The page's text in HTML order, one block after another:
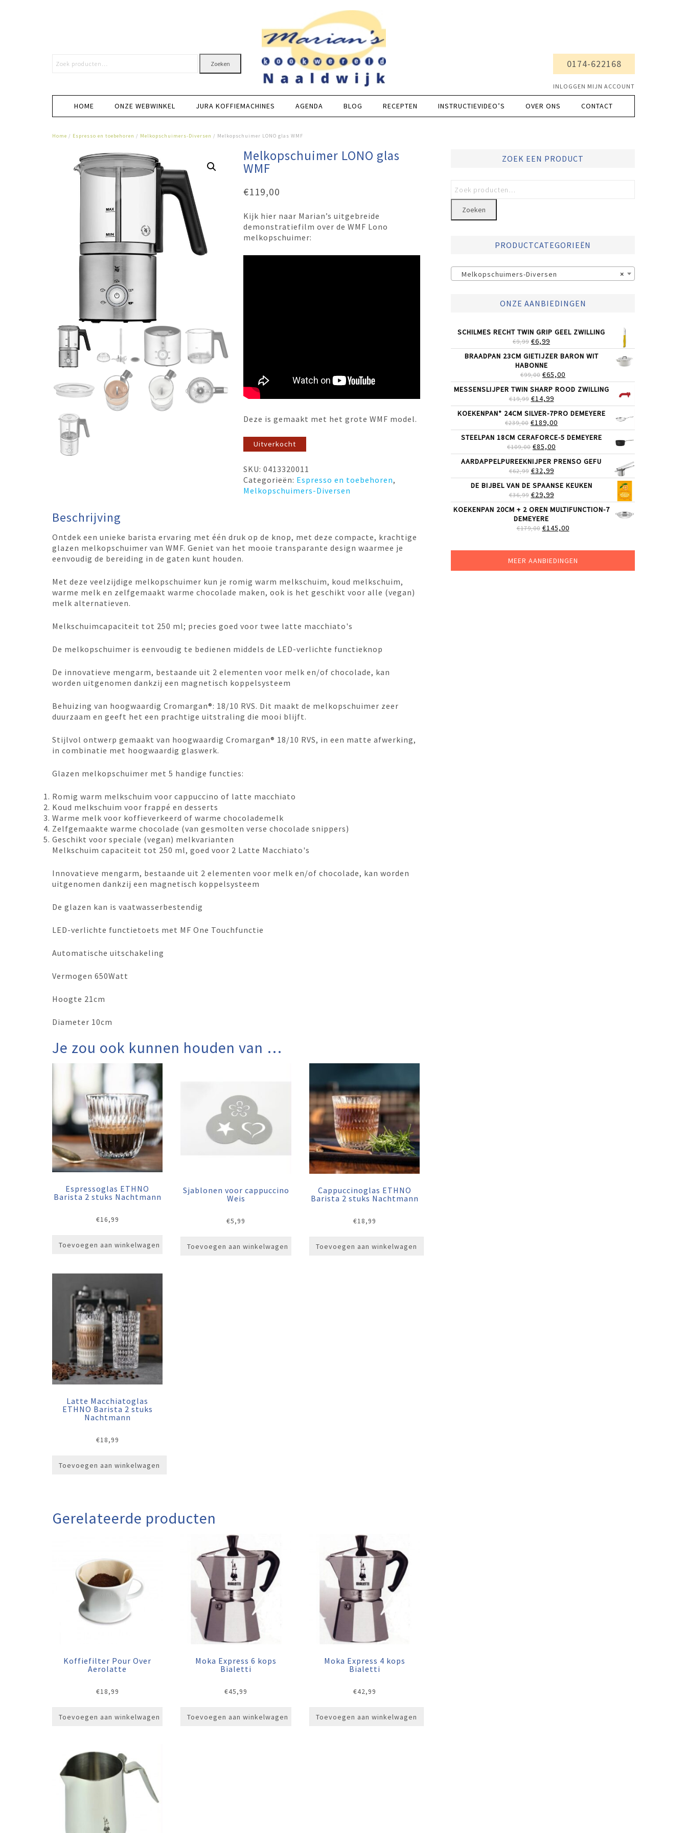
Zoeken 0174-622168
INLOGGEN MIJN ACCOUNT
HOME ONZE WEBWINKEL JURA KOFFIEMACHINES AGENDA BLOG RECEPTEN INSTRUCTIEVIDEO’S OVER ONS CONTACT
Home / Espresso en toebehoren / Melkopschuimers-Diversen / Melkopschuimer LONO glas WMF
Melkopschuimer LONO glas
WMF
€119,00
Kijk hier naar Marian’s uitgebreide
demonstratiefilm over de WMF Lono
melkopschuimer:
Deze is gemaakt met het grote WMF model.
Uitverkocht
SKU:0413320011
Categorieën: Espresso en toebehoren,
Melkopschuimers-Diversen
Beschrijving
Ontdek een unieke barista ervaring met één druk op de knop, met deze compacte, krachtige
glazen melkopschuimer van WMF. Geniet van het mooie transparante design waarmee je
eenvoudig de bereiding in de gaten kunt houden.
Met deze veelzijdige melkopschuimer kun je romig warm melkschuim, koud melkschuim,
warme melk en zelfgemaakt warme chocolade maken, ook is het geschikt voor alle (vegan)
melk alternatieven.
Melkschuimcapaciteit tot 250 ml; precies goed voor twee latte macchiato's
De melkopschuimer is eenvoudig te bedienen middels de LED-verlichte functieknop
De innovatieve mengarm, bestaande uit 2 elementen voor melk en/of chocolade, kan
worden uitgenomen dankzij een magnetisch koppelsysteem
Behuizing van hoogwaardig Cromargan®: 18/10 RVS. Dit maakt de melkopschuimer zeer
duurzaam en geeft het een prachtige uitstraling die mooi blijft.
Stijlvol ontwerp gemaakt van hoogwaardig Cromargan® 18/10 RVS, in een matte afwerking,
in combinatie met hoogwaardig glaswerk.
Glazen melkopschuimer met 5 handige functies:
Romig warm melkschuim voor cappuccino of latte macchiato
Koud melkschuim voor frappé en desserts
Warme melk voor koffieverkeerd of warme chocolademelk
Zelfgemaakte warme chocolade (van gesmolten verse chocolade snippers)
Geschikt voor speciale (vegan) melkvarianten
Melkschuim capaciteit tot 250 ml, goed voor 2 Latte Macchiato's
Innovatieve mengarm, bestaande uit 2 elementen voor melk en/of chocolade, kan worden
uitgenomen dankzij een magnetisch koppelsysteem
De glazen kan is vaatwasserbestendig
LED-verlichte functietoets met MF One Touchfunctie
Automatische uitschakeling
Vermogen 650Watt
Hoogte 21cm
Diameter 10cm
Je zou ook kunnen houden van …
Espressoglas ETHNO
Barista 2 stuks Nachtmann
€16,99
Toevoegen aan winkelwagen
Sjablonen voor cappuccino
Weis
€5,99
Toevoegen aan winkelwagen
Cappuccinoglas ETHNO
Barista 2 stuks Nachtmann
€18,99
Toevoegen aan winkelwagen
Latte Macchiatoglas
ETHNO Barista 2 stuks
Nachtmann
€18,99
Toevoegen aan winkelwagen
Gerelateerde producten
Koffiefilter Pour Over
Aerolatte
€18,99
Toevoegen aan winkelwagen
Moka Express 6 kops
Bialetti
€45,99
Toevoegen aan winkelwagen
Moka Express 4 kops
Bialetti
€42,99
Toevoegen aan winkelwagen
ZOEK EEN PRODUCT
Zoeken
PRODUCTCATEGORIEËN
×
Melkopschuimers-Diversen
ONZE AANBIEDINGEN
SCHILMES RECHT TWIN GRIP GEEL ZWILLING
€9,99 OORSPRONKELIJKE
PRIJS
WAS:
€9,99.
€6,99
PRIJS
IS:
BRAADPAN 23CM GIETIJZER BARON WIT
HABONNE
€99,00 OORSPRONKELIJKE
PRIJS
WAS:
€99,00.
€65,00
PRIJS
IS:
MESSENSLIJPER TWIN SHARP ROOD ZWILLING
€19,99 OORSPRONKELIJKE
PRIJS
WAS:
€19,99.
€14,99HUIDIGE
PRIJS
IS:
€14,99.
KOEKENPAN* 24CM SILVER-7PRO DEMEYERE
€239,00 OORSPRONKELIJKE
PRIJS
WAS:
€239,00.
€189,00
PRIJS
IS:
STEELPAN 18CM CERAFORCE-5 DEMEYERE
€109,00 OORSPRONKELIJKE
PRIJS
WAS:
€109,00.
€85,00
PRIJS
IS:
AARDAPPELPUREEKNIJPER PRENSO GEFU
€62,99 OORSPRONKELIJKE
PRIJS
WAS:
€62,99.
€32,99HUIDIGE
PRIJS
IS:
€32,99.
DE BIJBEL VAN DE SPAANSE KEUKEN
€36,99 OORSPRONKELIJKE
PRIJS
WAS:
€36,99.
€29,99HUIDIGE
PRIJS
IS:
KOEKENPAN 20CM + 2 OREN MULTIFUNCTION-7
DEMEYERE
€179,00 OORSPRONKELIJKE
€145,00HUIDIGE
MEER AANBIEDINGEN